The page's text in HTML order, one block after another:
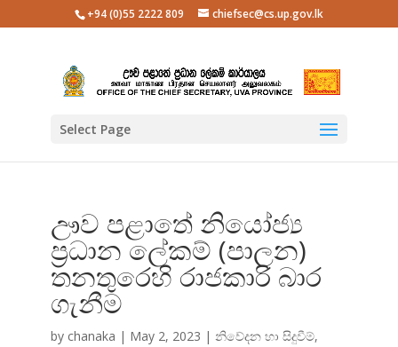
+94 (0)55 2222 809 chiefsec@cs.up.gov.lk
Select Page
ඌව පළාතේ නියෝජ්‍ය
ප්‍රධාන ලේකම් (පාලන)
තනතුරෙහි රාජකාරි බාර
ගැනීම
by chanaka | May 2, 2023 | නිවේදන හා සිදුවීම්,